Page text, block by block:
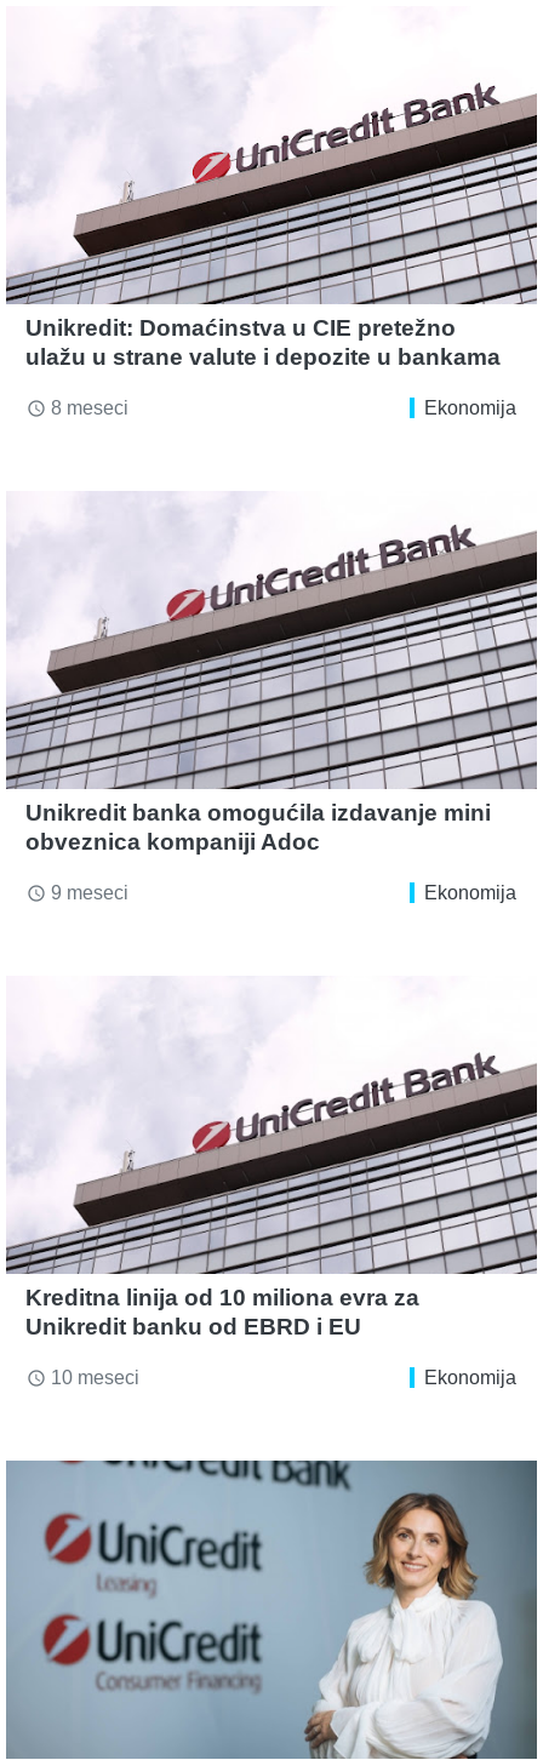
Unikredit: Domaćinstva u CIE pretežno
ulažu u strane valute i depozite u bankama
access_time 8 meseci Ekonomija
Unikredit banka omogućila izdavanje mini
obveznica kompaniji Adoc
access_time 9 meseci Ekonomija
Kreditna linija od 10 miliona evra za
Unikredit banku od EBRD i EU
access_time 10 meseci Ekonomija